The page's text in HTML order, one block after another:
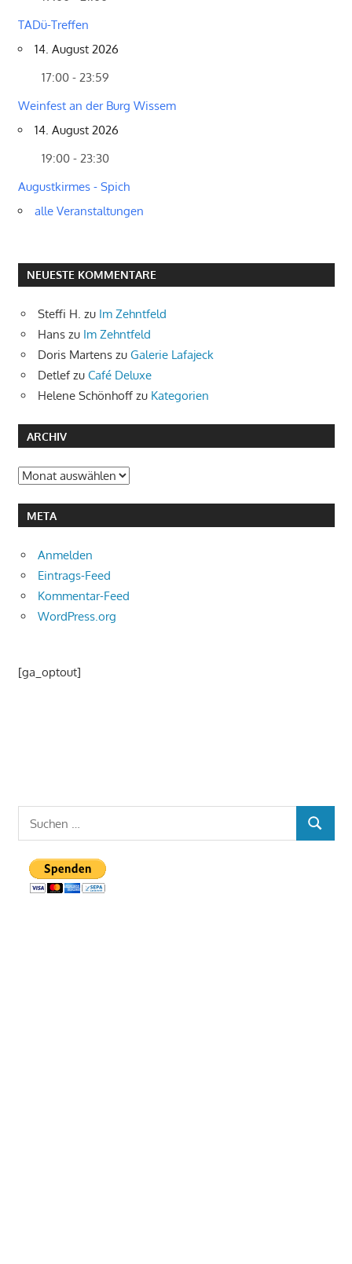
TADü-Treffen
14. August 2026
17:00 - 23:59
Weinfest an der Burg Wissem
14. August 2026
19:00 - 23:30
Augustkirmes - Spich
alle Veranstaltungen
NEUESTE KOMMENTARE
Steffi H. zu Im Zehntfeld
Hans zu Im Zehntfeld
Doris Martens zu Galerie Lafajeck
Detlefzu Café Deluxe
Helene Schönhoff zu Kategorien
ARCHIV
Archiv
META
Anmelden
Eintrags-Feed
Kommentar-Feed
WordPress.org
[ga_optout]
SUCHEN